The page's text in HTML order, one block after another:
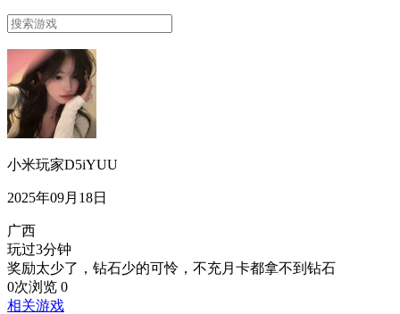
小米玩家D5iYUU
2025年09月18日
广西
玩过3分钟
奖励太少了，钻石少的可怜，不充月卡都拿不到钻石
0次浏览 0
相关游戏